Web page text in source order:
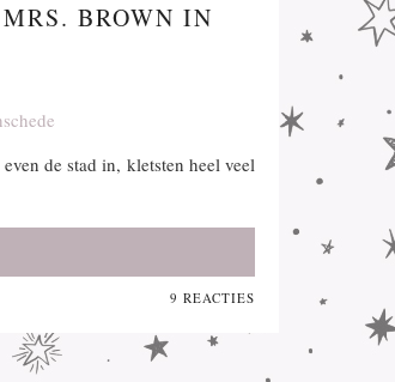
BROWN IN
de stad in, kletsten heel veel
9 REACTIES